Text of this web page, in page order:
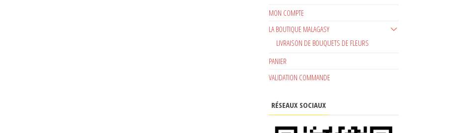
MON COMPTE
LA BOUTIQUE MALAGASY
LIVRAISON DE BOUQUETS DE FLEURS
PANIER
VALIDATION COMMANDE
RÉSEAUX SOCIAUX